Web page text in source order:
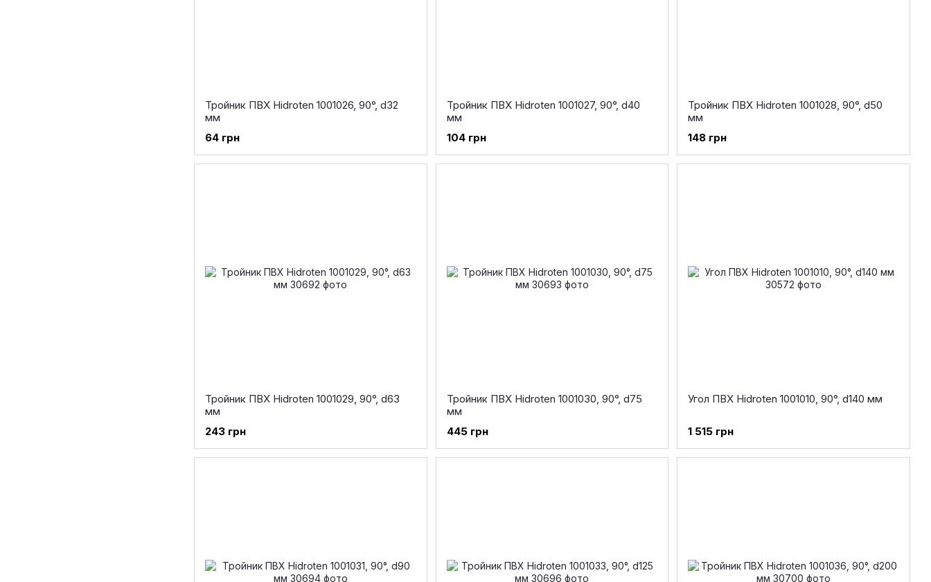
Тройник ПВХ Hidroten 1001026, 90°, d32
мм
64 грн
Тройник ПВХ Hidroten 1001027, 90°, d40
мм
104 грн
Тройник ПВХ Hidroten 1001028, 90°, d50
мм
148 грн
Тройник ПВХ Hidroten 1001029, 90°, d63
мм
243 грн
Тройник ПВХ Hidroten 1001030, 90°, d75
мм
445 грн
Угол ПВХ Hidroten 1001010, 90°, d140 мм
1 515 грн